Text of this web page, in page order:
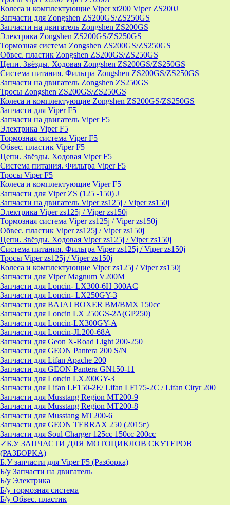
Колеса и комплектующие Viper xt200 Viper ZS200J
Запчасти для Zongshen ZS200GS/ZS250GS
Запчасти на двигатель Zongshen ZS200GS
Электрика Zongshen ZS200GS/ZS250GS
Тормозная система Zongshen ZS200GS/ZS250GS
Обвес. пластик Zongshen ZS200GS/ZS250GS
Цепи. Звёзды. Ходовая Zongshen ZS200GS/ZS250GS
Система питания. Фильтра Zongshen ZS200GS/ZS250GS
Запчасти на двигатель Zongshen ZS250GS
Тросы Zongshen ZS200GS/ZS250GS
Колеса и комплектующие Zongshen ZS200GS/ZS250GS
Запчасти для Viper F5
Запчасти на двигатель Viper F5
Электрика Viper F5
Тормозная система Viper F5
Обвес. пластик Viper F5
Цепи. Звёзды. Ходовая Viper F5
Система питания. Фильтра Viper F5
Тросы Viper F5
Колеса и комплектующие Viper F5
Запчасти для Viper ZS (125 -150) J
Запчасти на двигатель Viper zs125j / Viper zs150j
Электрика Viper zs125j / Viper zs150j
Тормозная система Viper zs125j / Viper zs150j
Обвес. пластик Viper zs125j / Viper zs150j
Цепи. Звёзды. Ходовая Viper zs125j / Viper zs150j
Система питания. Фильтра Viper zs125j / Viper zs150j
Тросы Viper zs125j / Viper zs150j
Колеса и комплектующие Viper zs125j / Viper zs150j
Запчасти для Viper Magnum V200M
Запчасти для Loncin- LX300-6H 300AC
Запчасти для Loncin- LX250GY-3
Запчасти для BAJAJ BOXER BM/ВМX 150cc
Запчасти для Loncin LX 250GS-2A(GP250)
Запчасти для Loncin-LX300GY-A
Запчасти для Loncin-JL200-68A
Запчасти для Geon X-Road Light 200-250
Запчасти для GEON Pantera 200 S/N
Запчасти для Lifan Apache 200
Запчасти для GEON Pantera GN150-11
Запчасти для Loncin LX200GY-3
Запчасти для Lifan LF150-2E/ Lifan LF175-2C / Lifan Cityr 200
Запчасти для Musstang Region MT200-9
Запчасти для Musstang Region MT200-8
Запчасти для Musstang MT200-6
Запчасти для GEON TERRAX 250 (2015г)
Запчасти для Soul Charger 125сс 150cc 200сс
✓Б.У ЗАПЧАСТИ ДЛЯ МОТОЦИКЛОВ СКУТЕРОВ
(РАЗБОРКА)
Б.У запчасти для Viper F5 (Разборка)
Б/у Запчасти на двигатель
Б/у Электрика
Б/у тормозная система
Б/у Обвес. пластик